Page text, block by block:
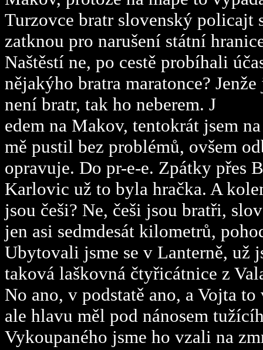
Turzovce bratr slovenský policajt
zatknou pro narušení státní
Naštěstí ne, po cestě probíhali
nějakýho bratra maratonce?
není bratr, tak ho neberem. J
edem na Makov, tentokrát jsem
mě pustil bez problémů, ovšem
opravuje. Do pr-e-e. Zpátky přes
Karlovic už to byla hračka. A
jsou češi? Ne, češi jsou bratři,
jen asi sedmdesát kilometrů,
Ubytovali jsme se v Lanterně, už
taková laškovná čtyřicátnice z
No ano, v podstatě ano, a Vojta
ale hlavu měl pod nánosem
Vykoupaného jsme ho vzali na